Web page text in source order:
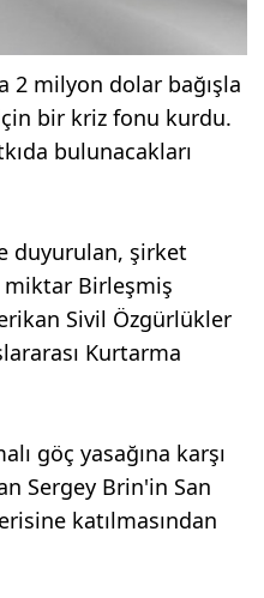
2 milyon dolar bağışla
bir kriz fonu kurdu.
bulunacakları
duyurulan, şirket
miktar Birleşmiş
Sivil Özgürlükler
Kurtarma
göç yasağına karşı
Sergey Brin'in San
katılmasından